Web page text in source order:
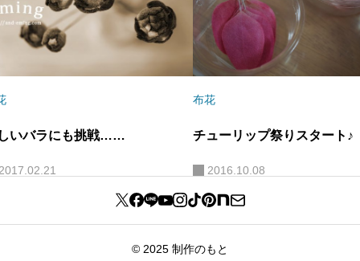
いバラにも挑戦……
布花
チューリップ祭りスタート♪
2016.10.08
© 2025 制作のもと